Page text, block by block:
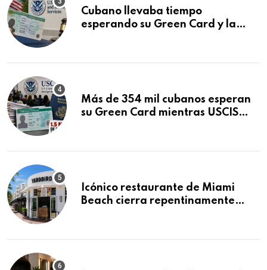
Cubano llevaba tiempo
esperando su Green Card y la
Más de 354 mil cubanos esperan
su Green Card mientras USCIS
Icónico restaurante de Miami
Beach cierra repentinamente